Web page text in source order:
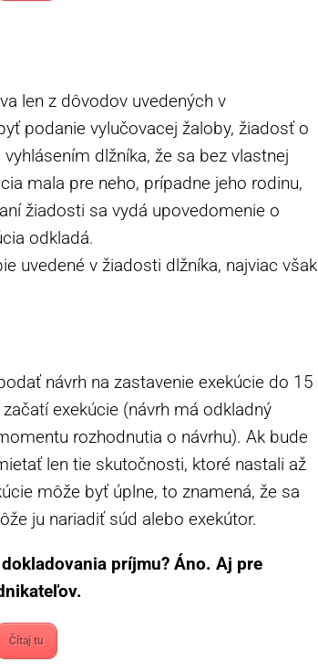
len z dôvodov uvedených v
podanie vylučovacej žaloby, žiadosť o
dlžníka, že sa bez vlastnej
mala pre neho, prípadne jeho rodinu,
žiadosti sa vydá upovedomenie o
odkladá.
uvedené v žiadosti dlžníka, najviac však
návrh na zastavenie exekúcie do 15
exekúcie (návrh má odkladný
rozhodnutia o návrhu). Ak bude
len tie skutočnosti, ktoré nastali až
môže byť úplne, to znamená, že sa
ju nariadiť súd alebo exekútor.
príjmu? Áno. Aj pre
Čítaj tu